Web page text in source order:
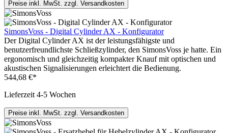
Preise inkl. MwSt. zzgl. Versandkosten
SimonsVoss - Digital Cylinder AX - Konfigurator
Der Digital Cylinder AX ist der leistungsfähigste und
benutzerfreundlichste Schließzylinder, den SimonsVoss je hatte. Ein
ergonomisch und gleichzeitig kompakter Knauf mit optischen und
akustischen Signalisierungen erleichtert die Bedienung.
544,68 €*
Lieferzeit 4-5 Wochen
Preise inkl. MwSt. zzgl. Versandkosten